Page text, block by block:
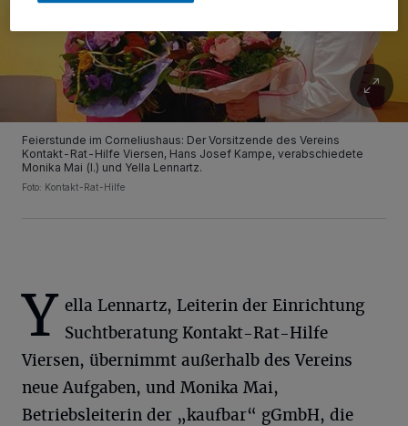
Feierstunde im Corneliushaus: Der Vorsitzende des Vereins
Kontakt-Rat-Hilfe Viersen, Hans Josef Kampe, verabschiedete
Monika Mai (l.) und Yella Lennartz.
Foto: Kontakt-Rat-Hilfe
Y ella Lennartz, Leiterin der Einrichtung
Suchtberatung Kontakt-Rat-Hilfe
Viersen, übernimmt außerhalb des Vereins
neue Aufgaben, und Monika Mai,
Betriebsleiterin der „kaufbar“ gGmbH, die